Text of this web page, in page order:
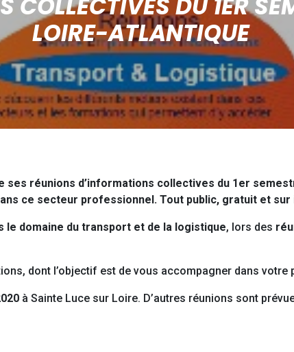
LOIRE-ATLANTIQUE
ses réunions d’informations collectives du 1er
ce secteur professionnel. Tout public, gratuit et sur
domaine du transport et de la logistique, lors des
dont l’objectif est de vous accompagner dans votre
à Sainte Luce sur Loire. D’autres réunions sont